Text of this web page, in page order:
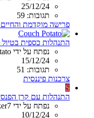
25/12/24
תגובות: 59
פרישה מוקדמת
התנהלות כספית
נפתח על ידי Couch Potato
15/12/24
תגובות: 51
צרכנות פיננסית
S
התנהלות עם קרן
נפתח על ידי soulstaker7
10/12/24